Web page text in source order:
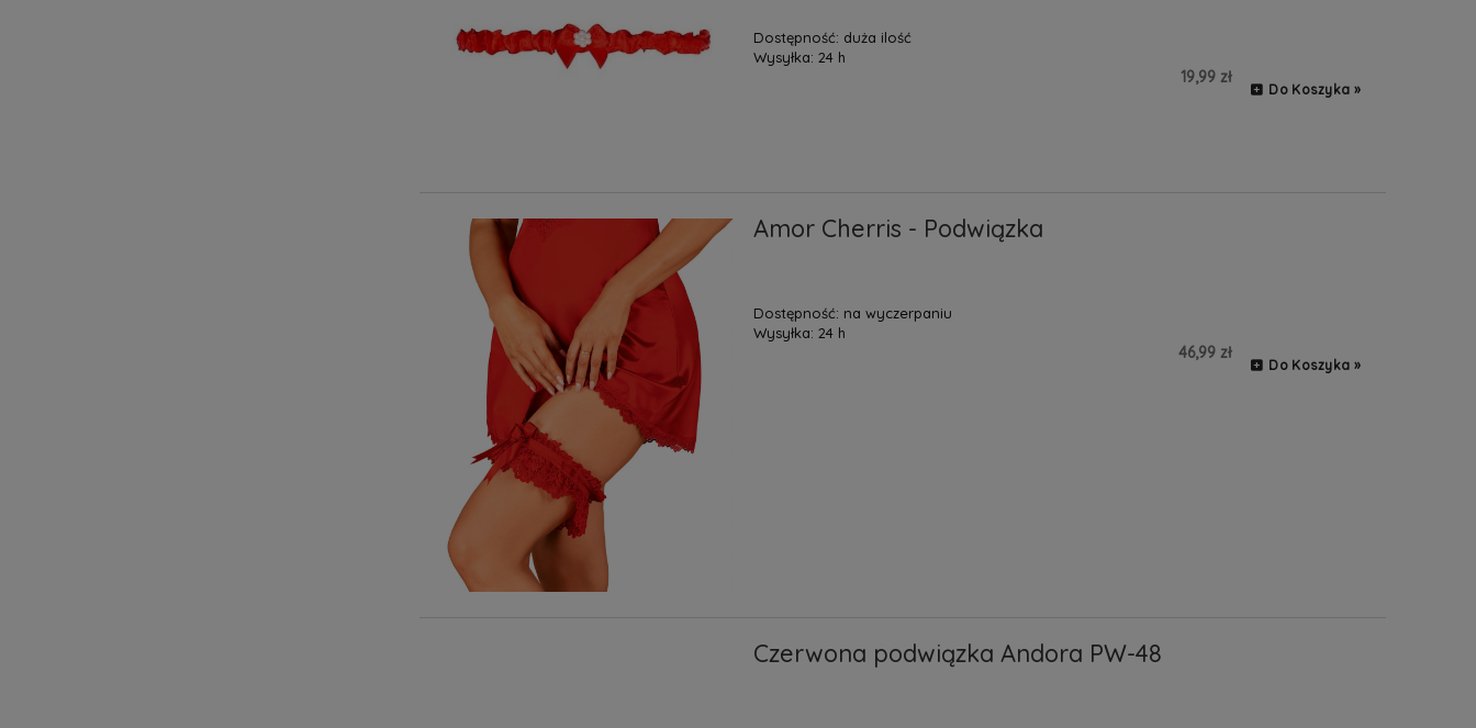
Dostępność: duża ilość
Wysyłka: 24 h
19,99 zł
Do Koszyka »
Amor Cherris - Podwiązka
Dostępność: na wyczerpaniu
Wysyłka: 24 h
46,99 zł
Do Koszyka »
Czerwona podwiązka Andora PW-48